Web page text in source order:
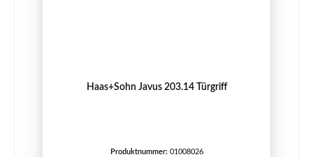
Haas+Sohn Javus 203.14 Türgriff
Produktnummer: 01008026